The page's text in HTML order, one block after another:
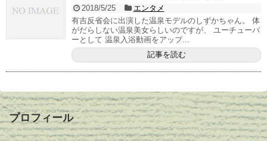
2018/5/25
エンタメ
有吉反省会に出演した温泉モデルのしずかちゃん。 体
がだらしない温泉美女らしいのですが、 ユーチューバ
ーとして 温泉入浴動画をアップ...
記事を読む
プロフィール